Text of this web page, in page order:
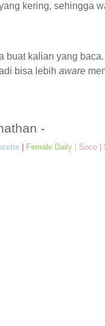
kering, sehingga
buat kalian yang
bisa lebih aware
-
Female Daily Soco